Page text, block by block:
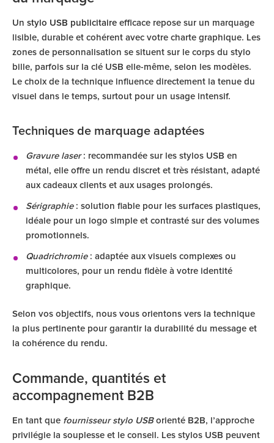
Un stylo USB publicitaire efficace repose sur un marquage
lisible, durable et cohérent avec votre charte graphique. Les
zones de personnalisation se situent sur le corps du stylo
bille, parfois sur la clé USB elle-même, selon les modèles.
Le choix de la technique influence directement la tenue du
visuel dans le temps, surtout pour un usage intensif.
Techniques de marquage adaptées
Gravure laser: recommandée sur les stylos USB en
métal, elle offre un rendu discret et très résistant, adapté
aux cadeaux clients et aux usages prolongés.
Sérigraphie: solution fiable pour les surfaces plastiques,
idéale pour un logo simple et contrasté sur des volumes
promotionnels.
Quadrichromie: adaptée aux visuels complexes ou
multicolores, pour un rendu fidèle à votre identité
graphique.
Selon vos objectifs, nous vous orientons vers la technique
la plus pertinente pour garantir la durabilité du message et
la cohérence du rendu.
Commande, quantités et
accompagnement B2B
En tant que fournisseur stylo USBorienté B2B, l’approche
privilégie la souplesse et le conseil. Les stylos USB peuvent